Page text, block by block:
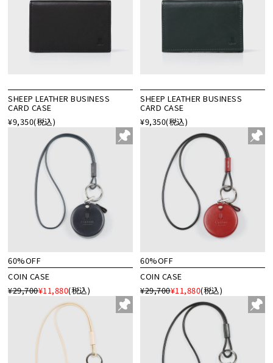
SHEEP LEATHER BUSINESS
CARD CASE
¥9,350(税込)
SHEEP LEATHER BUSINESS
CARD CASE
¥9,350(税込)
60%OFF
COIN CASE
¥29,700¥11,880(税込)
60%OFF
COIN CASE
¥29,700¥11,880(税込)